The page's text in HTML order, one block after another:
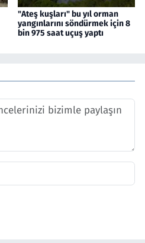
"Ateş kuşları" bu yıl orman
yangınlarını söndürmek için 8
bin 975 saat uçuş yaptı